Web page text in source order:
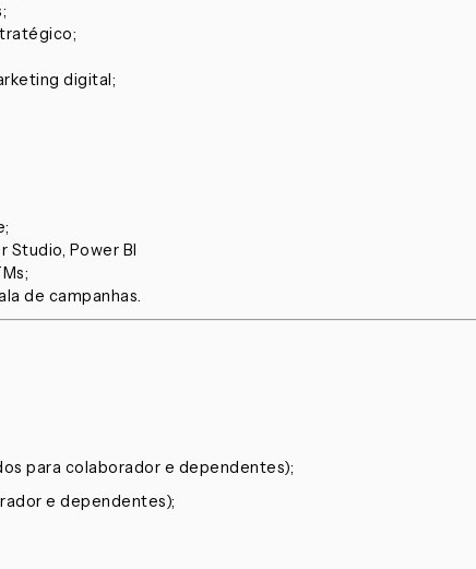
digital;
Studio, Power BI
de campanhas.
para colaborador e dependentes);
e dependentes);